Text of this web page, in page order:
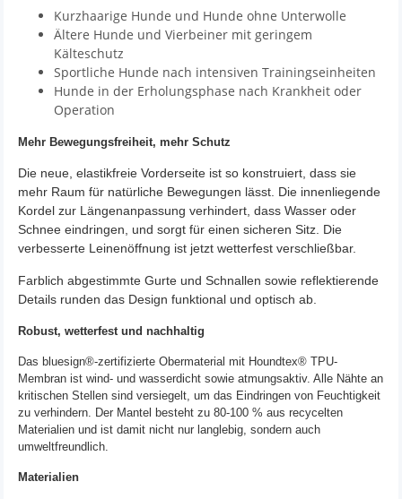
Kurzhaarige Hunde und Hunde ohne Unterwolle
Ältere Hunde und Vierbeiner mit geringem
Kälteschutz
Sportliche Hunde nach intensiven Trainingseinheiten
Hunde in der Erholungsphase nach Krankheit oder
Operation
Mehr Bewegungsfreiheit, mehr Schutz
Die neue, elastikfreie Vorderseite ist so konstruiert, dass sie
mehr Raum für natürliche Bewegungen lässt. Die innenliegende
Kordel zur Längenanpassung verhindert, dass Wasser oder
Schnee eindringen, und sorgt für einen sicheren Sitz. Die
verbesserte Leinenöffnung ist jetzt wetterfest verschließbar.
Farblich abgestimmte Gurte und Schnallen sowie reflektierende
Details runden das Design funktional und optisch ab.
Robust, wetterfest und nachhaltig
Das bluesign®-zertifizierte Obermaterial mit Houndtex® TPU-
Membran ist wind- und wasserdicht sowie atmungsaktiv. Alle Nähte an
kritischen Stellen sind versiegelt, um das Eindringen von Feuchtigkeit
zu verhindern. Der Mantel besteht zu 80-100 % aus recycelten
Materialien und ist damit nicht nur langlebig, sondern auch
umweltfreundlich.
Materialien